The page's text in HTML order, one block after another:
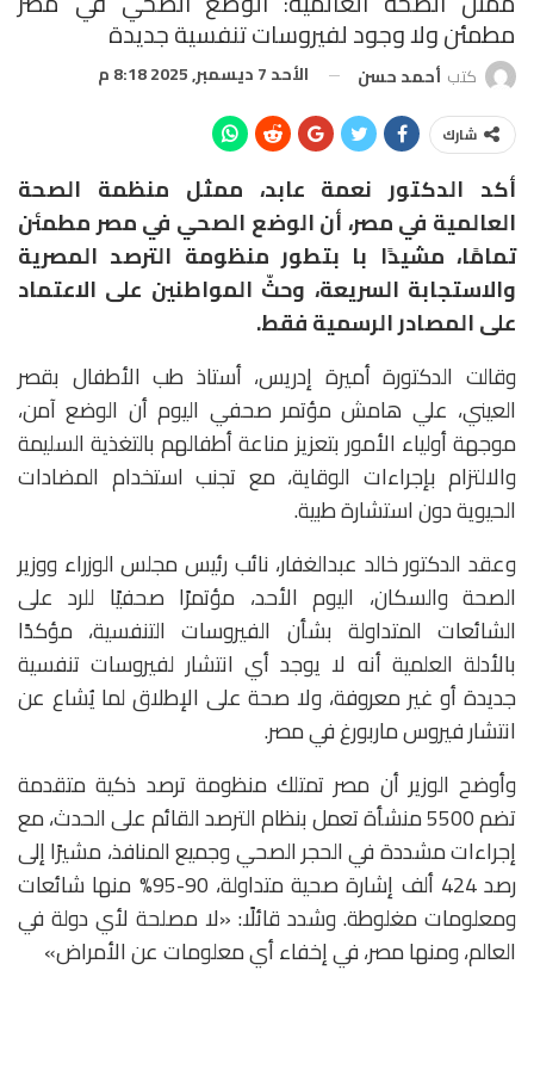
مطمئن ولا وجود لفيروسات تنفسية جديدة
كتب أحمد حسن الأحد 7 ديسمبر, 2025 8:18 م
شارك
أكد الدكتور نعمة عابد، ممثل منظمة الصحة
العالمية في مصر، أن الوضع الصحي في مصر مطمئن
تمامًا، مشيدًا با بتطور منظومة الترصد المصرية
والاستجابة السريعة، وحثّ المواطنين على الاعتماد
على المصادر الرسمية فقط.
وقالت الدكتورة أميرة إدريس، أستاذ طب الأطفال بقصر
العيني، علي هامش مؤتمر صحفي اليوم أن الوضع آمن،
موجهة أولياء الأمور بتعزيز مناعة أطفالهم بالتغذية السليمة
والالتزام بإجراءات الوقاية، مع تجنب استخدام المضادات
الحيوية دون استشارة طبية.
وعقد الدكتور خالد عبدالغفار، نائب رئيس مجلس الوزراء ووزير
الصحة والسكان، اليوم الأحد، مؤتمرًا صحفيًا للرد على
الشائعات المتداولة بشأن الفيروسات التنفسية، مؤكدًا
بالأدلة العلمية أنه لا يوجد أي انتشار لفيروسات تنفسية
جديدة أو غير معروفة، ولا صحة على الإطلاق لما يُشاع عن
انتشار فيروس ماربورغ في مصر.
وأوضح الوزير أن مصر تمتلك منظومة ترصد ذكية متقدمة
تضم 5500 منشأة تعمل بنظام الترصد القائم على الحدث، مع
إجراءات مشددة في الحجر الصحي وجميع المنافذ، مشيرًا إلى
رصد 424 ألف إشارة صحية متداولة، 90-95% منها شائعات
ومعلومات مغلوطة. وشدد قائلًا: «لا مصلحة لأي دولة في
العالم، ومنها مصر، في إخفاء أي معلومات عن الأمراض»